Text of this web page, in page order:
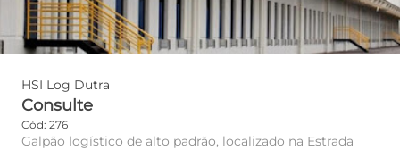
HSI Log Dutra
Consulte
Cód: 276
Galpão logístico de alto padrão, localizado na Estrada